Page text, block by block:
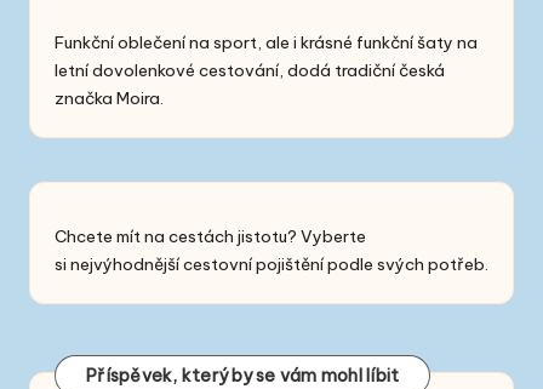
Funkční oblečení na sport, ale i krásné funkční šaty na
letní dovolenkové cestování, dodá tradiční česká
značka Moira.
Chcete mít na cestách jistotu? Vyberte
si nejvýhodnější cestovní pojištěnípodle svých potřeb.
Příspěvek, který by se vám mohl líbit